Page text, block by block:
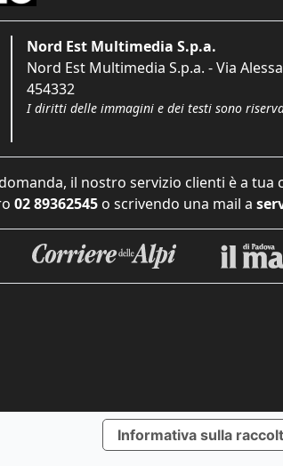
Nord Est Multimedia S.p.a.
Nord Est Multimedia S.p.a. - Via
454332
I diritti delle immagini e dei testi sono
il nostro servizio clienti è a tua
02 89362545 o scrivendo una mail a
Informativa sulla